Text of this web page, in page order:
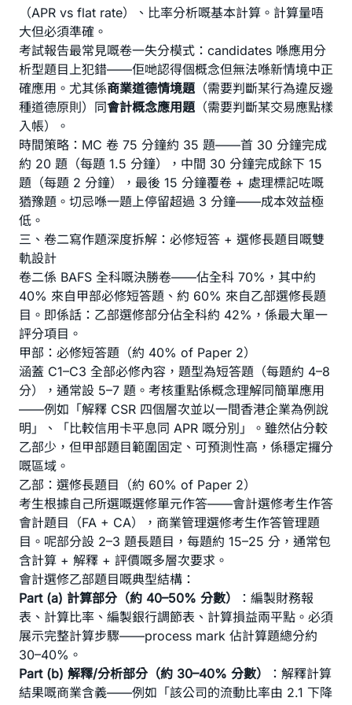
（APR vs flat rate）、比率分析嘅基本計算。計算量唔
大但必須準確。
考試報告最常見嘅卷一失分模式：candidates 喺應用分
析型題目上犯錯——佢哋認得個概念但無法喺新情境中正
確應用。尤其係商業道德情境題（需要判斷某行為違反邊
種道德原則）同會計概念應用題（需要判斷某交易應點樣
入帳）。
時間策略：MC 卷 75 分鐘約 35 題——首 30 分鐘完成
約 20 題（每題 1.5 分鐘），中間 30 分鐘完成餘下 15
題（每題 2 分鐘），最後 15 分鐘覆卷 + 處理標記咗嘅
猶豫題。切忌喺一題上停留超過 3 分鐘——成本效益極
低。
三、卷二寫作題深度拆解：必修短答 + 選修長題目嘅雙
軌設計
卷二係 BAFS 全科嘅決勝卷——佔全科 70%，其中約
40% 來自甲部必修短答題、約 60% 來自乙部選修長題
目。即係話：乙部選修部分佔全科約 42%，係最大單一
評分項目。
甲部：必修短答題（約 40% of Paper 2）
涵蓋 C1–C3 全部必修內容，題型為短答題（每題約 4–8
分），通常設 5–7 題。考核重點係概念理解同簡單應用
——例如「解釋 CSR 四個層次並以一間香港企業為例說
明」、「比較信用卡平息同 APR 嘅分別」。雖然佔分較
乙部少，但甲部題目範圍固定、可預測性高，係穩定攞分
嘅區域。
乙部：選修長題目（約 60% of Paper 2）
考生根據自己所選嘅選修單元作答——會計選修考生作答
會計題目（FA + CA），商業管理選修考生作答管理題
目。呢部分設 2–3 題長題目，每題約 15–25 分，通常包
含計算 + 解釋 + 評價嘅多層次要求。
會計選修乙部題目嘅典型結構：
Part (a) 計算部分（約 40–50% 分數）
：編製財務報
表、計算比率、編製銀行調節表、計算損益兩平點。必須
展示完整計算步驟——process mark 佔計算題總分約
30–40%。
Part (b) 解釋/分析部分（約 30–40% 分數）
：解釋計算
結果嘅商業含義——例如「該公司的流動比率由 2.1 下降